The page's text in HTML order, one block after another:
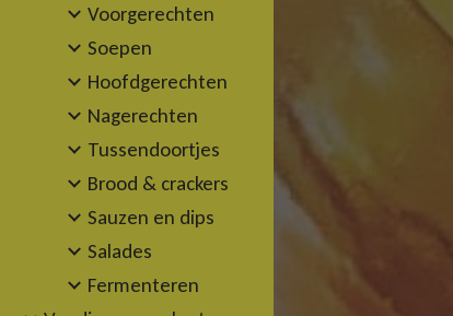
Voorgerechten
Soepen
Hoofdgerechten
Nagerechten
Tussendoortjes
Brood & crackers
Sauzen en dips
Salades
Fermenteren